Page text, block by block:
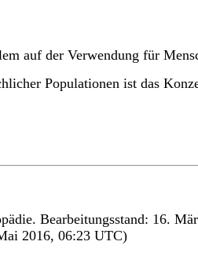
auf der Verwendung für
Populationen ist das
Bearbeitungsstand: 16.
2016, 06:23 UTC)